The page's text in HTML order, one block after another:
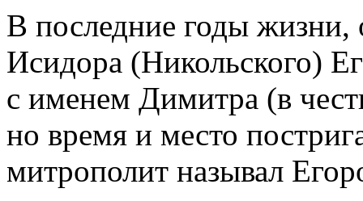
В последние годы жизни,
Исидора (Никольского)
с именем Димитра (в
но время и место
митрополит называл